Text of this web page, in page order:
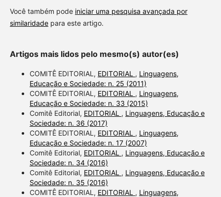
Você também pode iniciar uma pesquisa avançada por
similaridadepara este artigo.
Artigos mais lidos pelo mesmo(s) autor(es)
COMITÊ EDITORIAL, EDITORIAL , Linguagens,
Educação e Sociedade: n. 25 (2011)
COMITÊ EDITORIAL, EDITORIAL , Linguagens,
Educação e Sociedade: n. 33 (2015)
Comitê Editorial, EDITORIAL , Linguagens, Educação e
Sociedade: n. 36 (2017)
COMITÊ EDITORIAL, EDITORIAL , Linguagens,
Educação e Sociedade: n. 17 (2007)
Comitê Editorial, EDITORIAL , Linguagens, Educação e
Sociedade: n. 34 (2016)
Comitê Editorial, EDITORIAL , Linguagens, Educação e
Sociedade: n. 35 (2016)
COMITÊ EDITORIAL, EDITORIAL , Linguagens,